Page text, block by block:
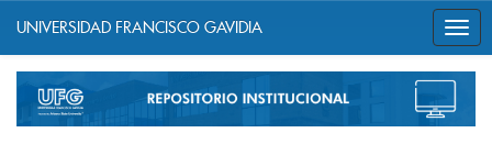
navigation
UNIVERSIDAD FRANCISCO GAVIDIA